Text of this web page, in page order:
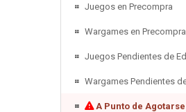
Juegos en Precompra
Wargames en Precompra
Juegos Pendientes de
Wargames Pendientes
A Punto de Agotarse